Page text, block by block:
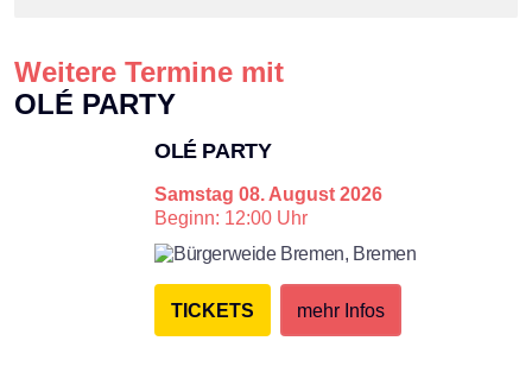
Weitere Termine mit
OLÉ PARTY
OLÉ PARTY
Samstag 08. August 2026
Beginn: 12:00 Uhr
Bürgerweide Bremen, Bremen
TICKETS mehr Infos